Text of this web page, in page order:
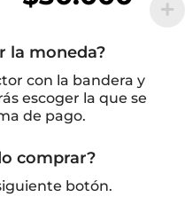
la moneda?
con la bandera y
escoger la que se
de pago.
comprar?
botón.